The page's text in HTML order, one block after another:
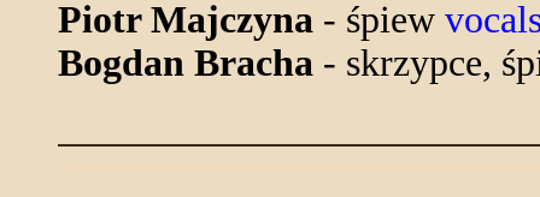
Piotr Majczyna - śpiew
Bogdan Bracha - skrzypce,